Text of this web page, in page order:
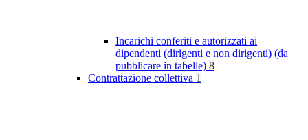
Incarichi conferiti e autorizzati ai
dipendenti (dirigenti e non dirigenti) (da
pubblicare in tabelle) 8
Contrattazione collettiva 1